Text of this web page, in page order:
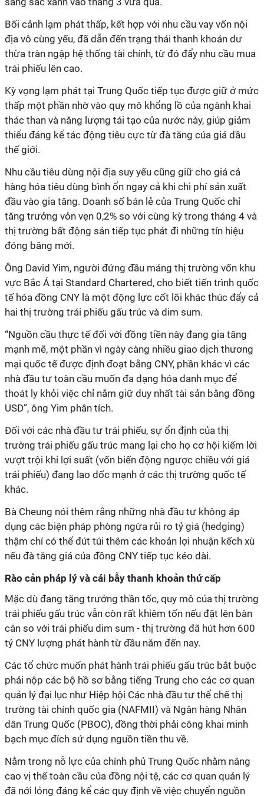
Bối cảnh lạm phát thấp, kết hợp với nhu cầu vay vốn nội
địa vô cùng yếu, đã dẫn đến trạng thái thanh khoản dư
thừa tràn ngập hệ thống tài chính, từ đó đẩy nhu cầu mua
trái phiếu lên cao.
Kỳ vọng lạm phát tại Trung Quốc tiếp tục được giữ ở mức
thấp một phần nhờ vào quy mô khổng lồ của ngành khai
thác than và năng lượng tái tạo của nước này, giúp giảm
thiểu đáng kể tác động tiêu cực từ đà tăng của giá dầu
thế giới.
Nhu cầu tiêu dùng nội địa suy yếu cũng giữ cho giá cả
hàng hóa tiêu dùng bình ổn ngay cả khi chi phí sản xuất
đầu vào gia tăng. Doanh số bán lẻ của Trung Quốc chỉ
tăng trưởng vỏn vẹn 0,2% so với cùng kỳ trong tháng 4 và
thị trường bất động sản tiếp tục phát đi những tín hiệu
đóng băng mới.
Ông David Yim, người đứng đầu mảng thị trường vốn khu
vực Bắc Á tại Standard Chartered, cho biết tiến trình quốc
tế hóa đồng CNY là một động lực cốt lõi khác thúc đẩy cả
hai thị trường trái phiếu gấu trúc và dim sum.
“Nguồn cầu thực tế đối với đồng tiền này đang gia tăng
mạnh mẽ, một phần vì ngày càng nhiều giao dịch thương
mại quốc tế được định đoạt bằng CNY, phần khác vì các
nhà đầu tư toàn cầu muốn đa dạng hóa danh mục để
thoát ly khỏi việc chỉ nắm giữ duy nhất tài sản bằng đồng
USD”, ông Yim phân tích.
Đối với các nhà đầu tư trái phiếu, sự ổn định của thị
trường trái phiếu gấu trúc mang lại cho họ cơ hội kiếm lời
vượt trội khi lợi suất (vốn biến động ngược chiều với giá
trái phiếu) đang lao dốc mạnh ở các thị trường quốc tế
khác.
Bà Cheung nói thêm rằng những nhà đầu tư không áp
dụng các biện pháp phòng ngừa rủi ro tỷ giá (hedging)
thậm chí có thể đút túi thêm các khoản lợi nhuận kếch xù
nếu đà tăng giá của đồng CNY tiếp tục kéo dài.
Rào cản pháp lý và cái bẫy thanh khoản thứ cấp
Mặc dù đang tăng trưởng thần tốc, quy mô của thị trường
trái phiếu gấu trúc vẫn còn rất khiêm tốn nếu đặt lên bàn
cân so với trái phiếu dim sum - thị trường đã hút hơn 600
tỷ CNY lượng phát hành từ đầu năm đến nay.
Các tổ chức muốn phát hành trái phiếu gấu trúc bắt buộc
phải nộp các bộ hồ sơ bằng tiếng Trung cho các cơ quan
quản lý đại lục như Hiệp hội Các nhà đầu tư thể chế thị
trường tài chính quốc gia (NAFMII) và Ngân hàng Nhân
dân Trung Quốc (PBOC), đồng thời phải công khai minh
bạch mục đích sử dụng nguồn tiền thu về.
Nằm trong nỗ lực của chính phủ Trung Quốc nhằm nâng
cao vị thế toàn cầu của đồng nội tệ, các cơ quan quản lý
đã nới lỏng đáng kể các quy định về việc chuyển nguồn